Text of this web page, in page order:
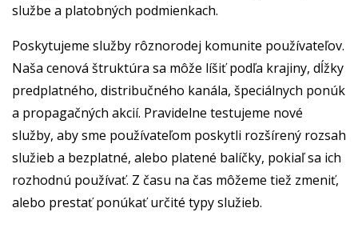
službe a platobných podmienkach.
Poskytujeme služby rôznorodej komunite používateľov.
Naša cenová štruktúra sa môže líšiť podľa krajiny, dĺžky
predplatného, distribučného kanála, špeciálnych ponúk
a propagačných akcií. Pravidelne testujeme nové
služby, aby sme používateľom poskytli rozšírený rozsah
služieb a bezplatné, alebo platené balíčky, pokiaľ sa ich
rozhodnú používať. Z času na čas môžeme tiež zmeniť,
alebo prestať ponúkať určité typy služieb.